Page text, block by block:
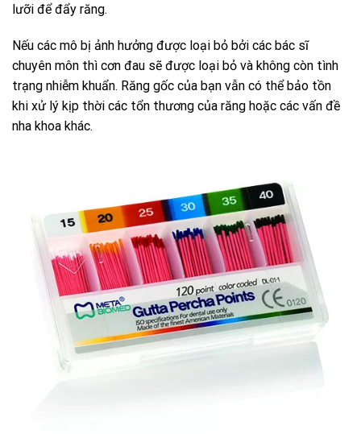
lưỡi để đẩy răng.
Nếu các mô bị ảnh hưởng được loại bỏ bởi các bác sĩ
chuyên môn thì cơn đau sẽ được loại bỏ và không còn tình
trạng nhiễm khuẩn. Răng gốc của bạn vẫn có thể bảo tồn
khi xử lý kịp thời các tổn thương của răng hoặc các vấn đề
nha khoa khác.